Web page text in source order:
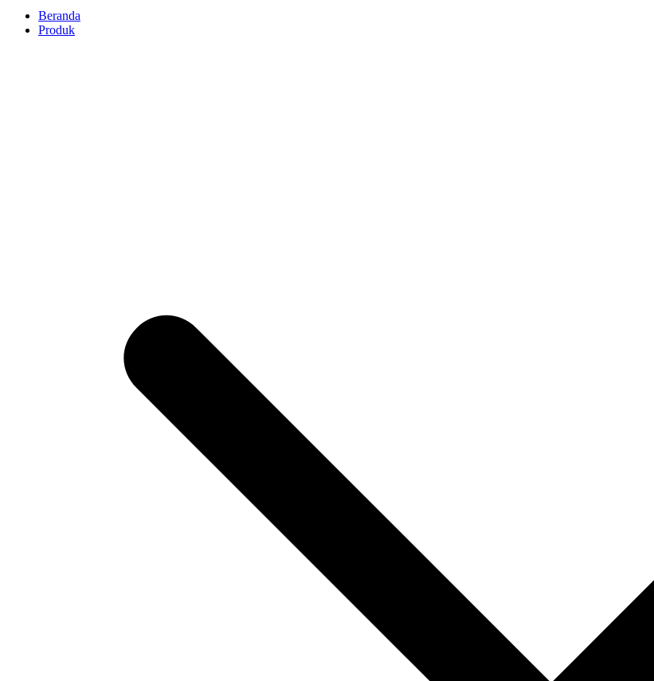
Beranda
Produk